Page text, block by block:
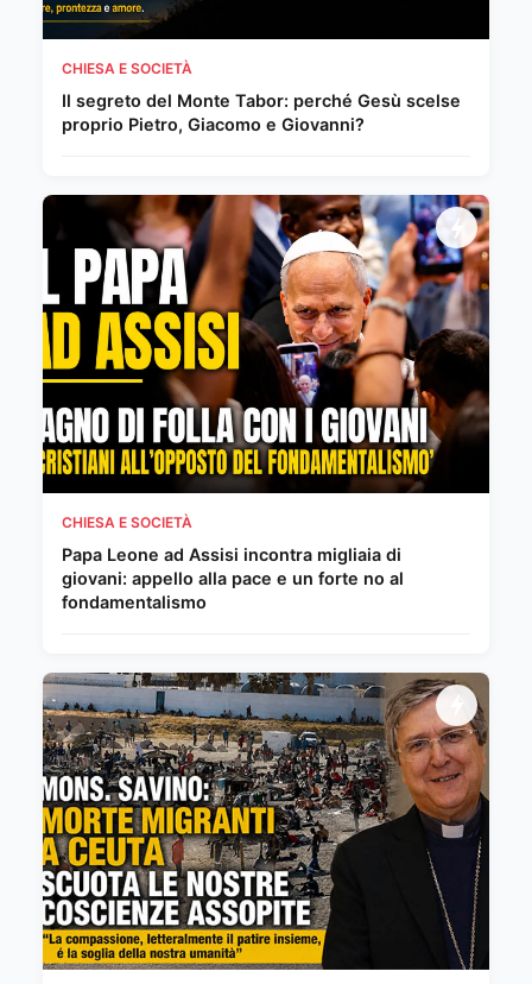
CHIESA E SOCIETÀ
Il segreto del Monte Tabor: perché Gesù scelse
proprio Pietro, Giacomo e Giovanni?
CHIESA E SOCIETÀ
Papa Leone ad Assisi incontra migliaia di
giovani: appello alla pace e un forte no al
fondamentalismo